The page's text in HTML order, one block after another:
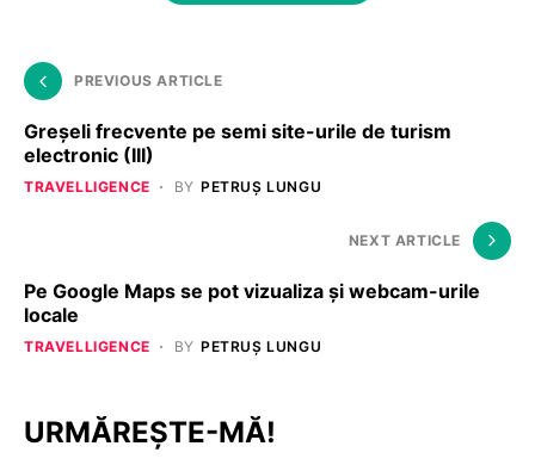
PREVIOUS ARTICLE
Greşeli frecvente pe semi site-urile de turism
electronic (III)
TRAVELLIGENCE BY PETRUȘ LUNGU
NEXT ARTICLE
Pe Google Maps se pot vizualiza şi webcam-urile
locale
TRAVELLIGENCE BY PETRUȘ LUNGU
URMĂREȘTE-MĂ!